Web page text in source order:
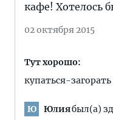
кафе! Хотелось
02 октября 2015
Тут хорошо:
купаться-
Ю Юлиябыл(а)